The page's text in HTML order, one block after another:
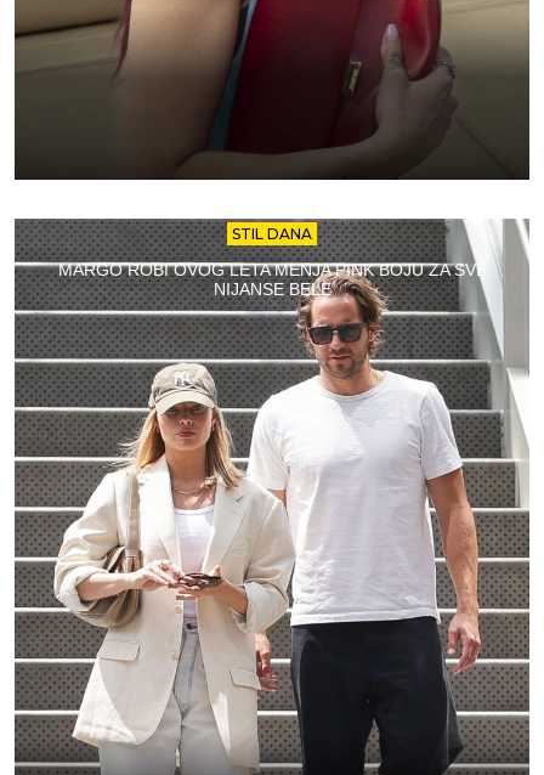
STIL DANA
MARGO ROBI OVOG LETA MENJA PINK BOJU ZA SVE
NIJANSE BELE